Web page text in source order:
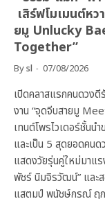
เสิร์ฟโมเมนต์ห
ยมู Unlucky
Together”
Bysl 07/08/2026
เปิดคลาสแรกคนดวง
งาน “จุดจีบสายมู
เทนต์โพรไวเดอร์ชั้นน
และเป็น 5 สุดยอดคน
แสดงวัยรุ่นคู่ใหม่มาแ
พัชร์ นิมจิรวัฒน์” และ
แสตมป์ พนัชษ์กรณ์ ฤก